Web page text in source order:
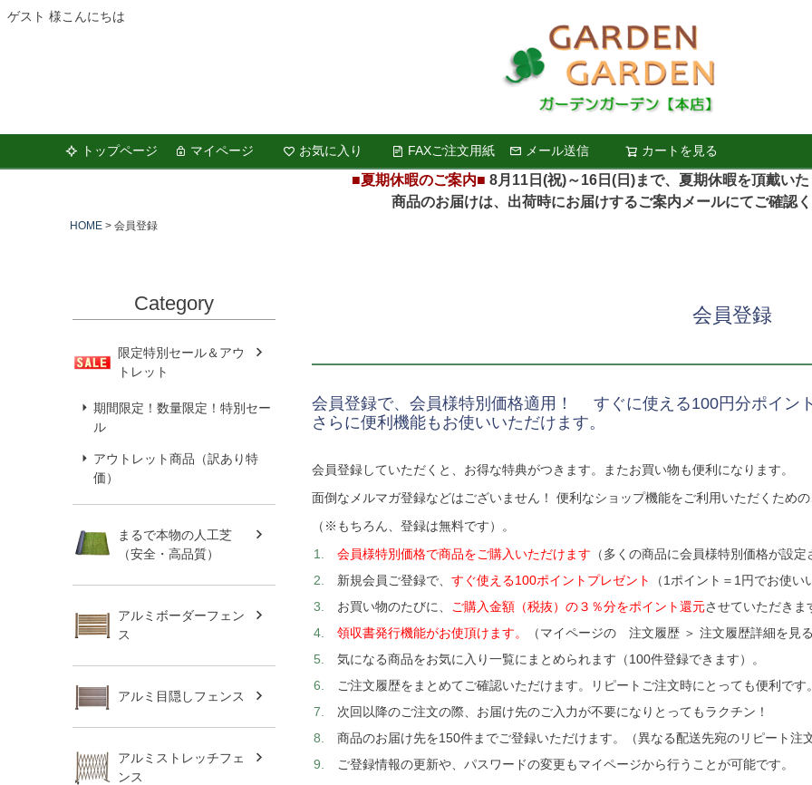
ゲスト 様こんにちは
トップページ マイページ お気に入り FAXご注文用紙 メール送信 カートを見る
検索
■夏期休暇のご案内■ 8月11日(祝)～16日(日)まで、夏期休暇を頂戴い
商品のお届けは、出荷時にお届けするご案内メールにてご確認く
HOME 会員登録
Category
限定特別セール＆アウ
トレット
期間限定！数量限定！特別セー
ル
アウトレット商品（訳あり特
価）
まるで本物の人工芝
（安全・高品質）
アルミボーダーフェン
ス
アルミ目隠しフェンス
アルミストレッチフェ
ンス
会員登録
会員登録で、会員様特別価格適用！ すぐに使える100円分ポイン
さらに便利機能もお使いいただけます。
会員登録していただくと、お得な特典がつきます。またお買い物も便利になります。
面倒なメルマガ登録などはございません！ 便利なショップ機能をご利用いただくため
（※もちろん、登録は無料です）。
会員様特別価格で商品をご購入いただけます （多くの商品に会員様特別価格が設
新規会員ご登録で、 すぐ使える100ポイントプレゼント
（1ポイント＝1円でお使
お買い物のたびに、
ご購入金額（税抜）の３％分をポイント還元させていただき
領収書発行機能がお使頂けます。
（マイページの 注文履歴 ＞ 注文履歴詳細を見
気になる商品をお気に入り一覧にまとめられます（100件登録できます）。
ご注文履歴をまとめてご確認いただけます。リピートご注文時にとっても便利です
次回以降のご注文の際、お届け先のご入力が不要になりとってもラクチン！
商品のお届け先を150件までご登録いただけます。（異なる配送先宛のリピート
ご登録情報の更新や、パスワードの変更もマイページから行うことが可能です。